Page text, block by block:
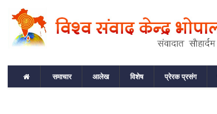
समाचार आलेख विशेष प्रेरक प्रसंग